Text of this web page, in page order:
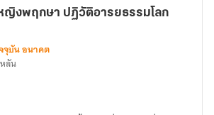
ญิงพฤกษา ปฏิวัติอารยธรรมโลก
จุบัน อนาคต
ลัน